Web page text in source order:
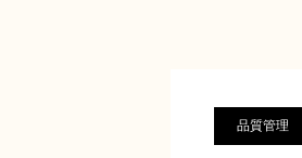
品質管理